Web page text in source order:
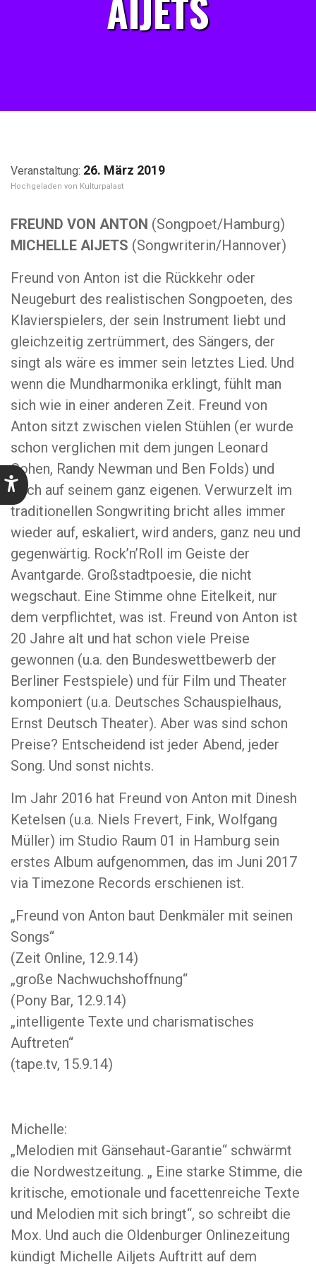
26. März 2019
Kulturpalast
FREUND VON ANTON (Songpoet/Hamburg)
MICHELLE AIJETS (Songwriterin/Hannover)
Freund von Anton ist die Rückkehr oder
Neugeburt des realistischen Songpoeten, des
Klavierspielers, der sein Instrument liebt und
gleichzeitig zertrümmert, des Sängers, der
singt als wäre es immer sein letztes Lied. Und
wenn die Mundharmonika erklingt, fühlt man
sich wie in einer anderen Zeit. Freund von
Anton sitzt zwischen vielen Stühlen (er wurde
schon verglichen mit dem jungen Leonard
Cohen, Randy Newman und Ben Folds) und
doch auf seinem ganz eigenen. Verwurzelt im
traditionellen Songwriting bricht alles immer
wieder auf, eskaliert, wird anders, ganz neu und
gegenwärtig. Rock’n’Roll im Geiste der
Avantgarde. Großstadtpoesie, die nicht
wegschaut. Eine Stimme ohne Eitelkeit, nur
dem verpflichtet, was ist. Freund von Anton ist
20 Jahre alt und hat schon viele Preise
gewonnen (u.a. den Bundeswettbewerb der
Berliner Festspiele) und für Film und Theater
komponiert (u.a. Deutsches Schauspielhaus,
Ernst Deutsch Theater). Aber was sind schon
Preise? Entscheidend ist jeder Abend, jeder
Song. Und sonst nichts.
Im Jahr 2016 hat Freund von Anton mit Dinesh
Ketelsen (u.a. Niels Frevert, Fink, Wolfgang
Müller) im Studio Raum 01 in Hamburg sein
erstes Album aufgenommen, das im Juni 2017
via Timezone Records erschienen ist.
„Freund von Anton baut Denkmäler mit seinen
Songs“
(Zeit Online, 12.9.14)
„große Nachwuchshoffnung“
(Pony Bar, 12.9.14)
„intelligente Texte und charismatisches
Auftreten“
(tape.tv, 15.9.14)
Michelle:
„Melodien mit Gänsehaut-Garantie“ schwärmt
die Nordwestzeitung. „ Eine starke Stimme, die
kritische, emotionale und facettenreiche Texte
und Melodien mit sich bringt“, so schreibt die
Mox. Und auch die Oldenburger Onlinezeitung
kündigt Michelle Ailjets Auftritt auf dem